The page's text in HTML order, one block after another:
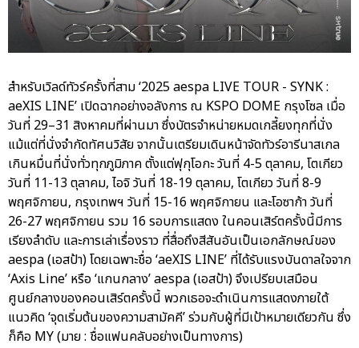
สำหรับเวิลด์ทัวร์ครั้งที่สาม ‘2025 aespa LIVE TOUR - SYNK :
aeXIS LINE’ เปิดฉากอย่างอลังการ ณ KSPO DOME กรุงโซล เมื่อ
วันที่ 29–31 สิงหาคมที่ผ่านมา ซึ่งบัตรจำหน่ายหมดเกลี้ยงทุกที่นั่ง
แม้แต่ที่นั่งจำกัดทัศนวิสัย จากนั้นเตรียมเดินหน้าจัดทัวร์อารีนาสเกล
เกินหมื่นที่นั่งทั่วทุกภูมิภาค ตั้งแต่ฟุกุโอกะ วันที่ 4-5 ตุลาคม, โตเกียว
วันที่ 11-13 ตุลาคม, ไอจิ วันที่ 18-19 ตุลาคม, โตเกียว วันที่ 8-9
พฤศจิกายน, กรุงเทพฯ วันที่ 15-16 พฤศจิกายน และโอซาก้า วันที่
26-27 พฤศจิกายน รวม 16 รอบการแสดง ในคอนเสิร์ตครั้งนี้มีการ
เรียงลำดับ และการเล่าเรื่องราว ที่สื่อถึงสีสันอันเป็นเอกลักษณ์ของ
aespa (เอสป้า) โดยเฉพาะชื่อ ‘aeXIS LINE’ ที่ได้รับแรงบันดาลใจจาก
‘Axis Line’ หรือ ‘แกนกลาง’ aespa (เอสป้า) จึงเปรียบเสมือน
ศูนย์กลางของคอนเสิร์ตครั้งนี้ พวกเธอจะดำเนินการแสดงภายใต้
แนวคิด ‘จุดเริ่มต้นของความสามัคคี’ ร่วมกับผู้ที่มีเป้าหมายเดียวกัน ซึ่ง
ก็คือ MY (มาย : ชื่อแฟนคลับอย่างเป็นทางการ)